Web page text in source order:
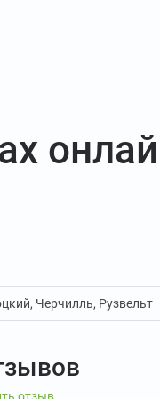
Черчилль, Рузвельт